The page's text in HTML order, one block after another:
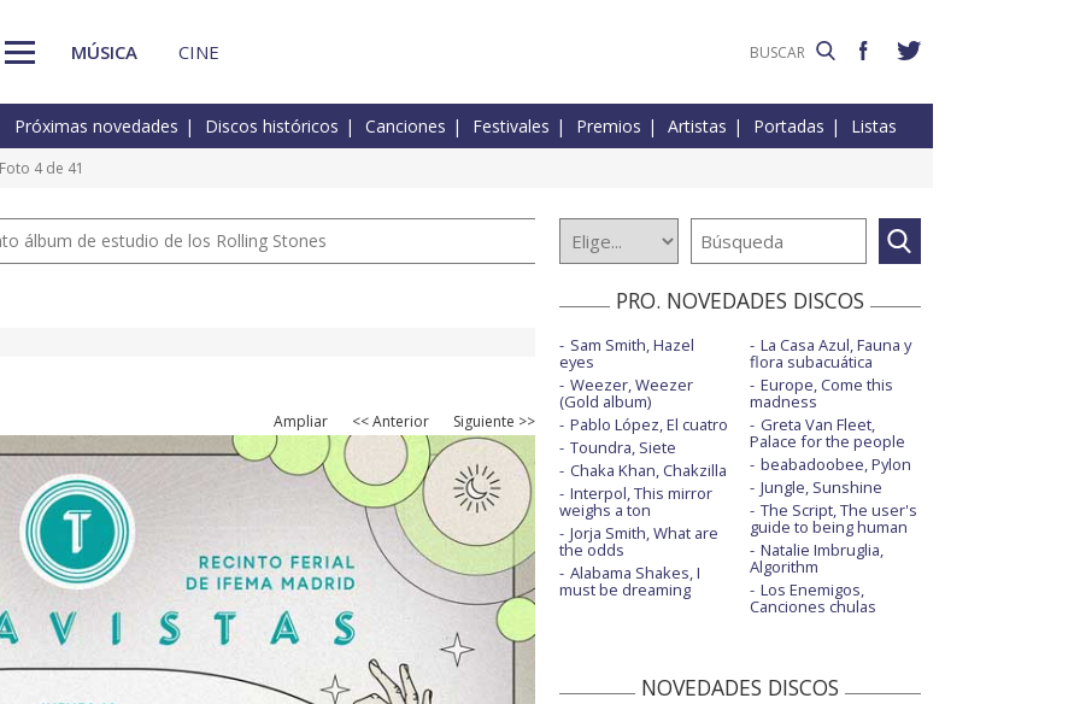
MÚSICA CINE
Próximas novedades Discos históricos Canciones Festivales Premios Artistas Portadas Listas
4 de 41
álbum de estudio de los Rolling Stones
Ampliar << Anterior Siguiente >>
PRO. NOVEDADES DISCOS
Sam Smith, Hazel
eyes
Weezer, Weezer
(Gold album)
Pablo López, El cuatro
Toundra, Siete
Chaka Khan, Chakzilla
Interpol, This mirror
weighs a ton
Jorja Smith, What are
the odds
Alabama Shakes, I
must be dreaming
La Casa Azul, Fauna y
flora subacuática
Europe, Come this
madness
Greta Van Fleet,
Palace for the people
beabadoobee, Pylon
Jungle, Sunshine
The Script, The user's
guide to being human
Natalie Imbruglia,
Algorithm
Los Enemigos,
Canciones chulas
NOVEDADES DISCOS